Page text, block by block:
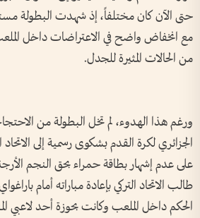
حتى الآن كان مختلفاً، إذ شهدت البطولة
مع انخفاض واضح في الاعتراضات داخل
من الحالات المثيرة للجدل.
ورغم هذا الهدوء، لم تخل البطولة من
الجزائري لكرة القدم بشكوى رسمية إلى
على عدم إشهار بطاقة حمراء بحق النجم
طالب الاتحاد التركي بإعادة مباراته أمام
الحكم داخل الملعب وكانت بحوزة أحد لاعبي